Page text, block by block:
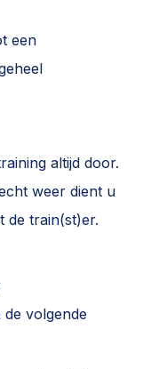
een
altijd door.
weer dient u
de train(st)er.
volgende